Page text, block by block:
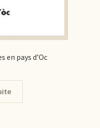
en pays d’Oc